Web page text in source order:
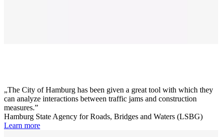
The City of Hamburg has been given a great tool with which they
can analyze interactions between traffic jams and construction
measures.
Hamburg State Agency for Roads, Bridges and Waters (LSBG)
Learn more